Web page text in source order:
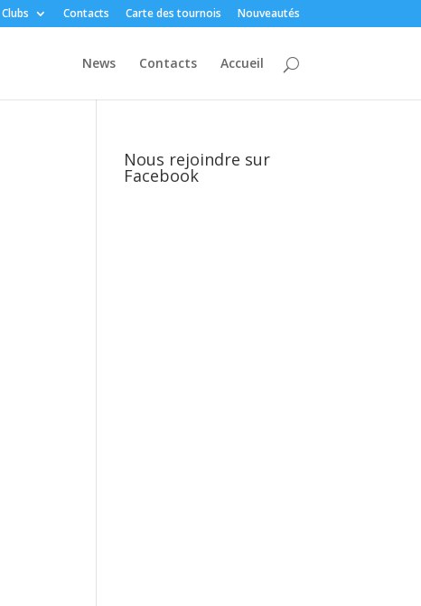
Clubs Contacts Carte des tournois Nouveautés
News Contacts Accueil
Nous rejoindre sur
Facebook